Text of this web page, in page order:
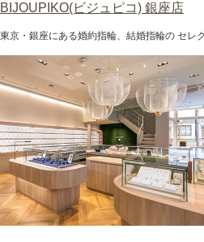
BIJOUPIKO(ビジュピコ) 銀座店
東京・銀座にある婚約指輪、結婚指輪の セレ